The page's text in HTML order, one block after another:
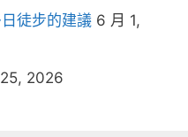
徒步的建議 6 月 1,
2026